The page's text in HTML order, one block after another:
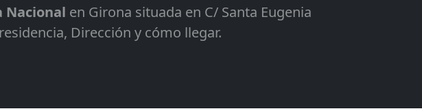
Nacional en Girona situada en C/ Santa Eugenia
Dirección y cómo llegar.